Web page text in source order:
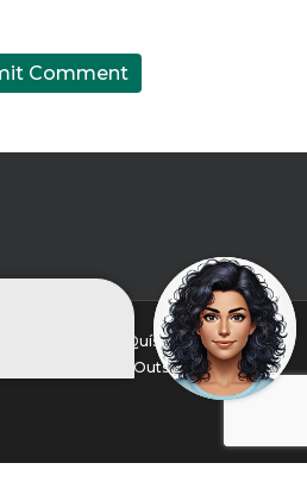
de Fibrosis Quística. |
Diseño web Outsiders ⚡